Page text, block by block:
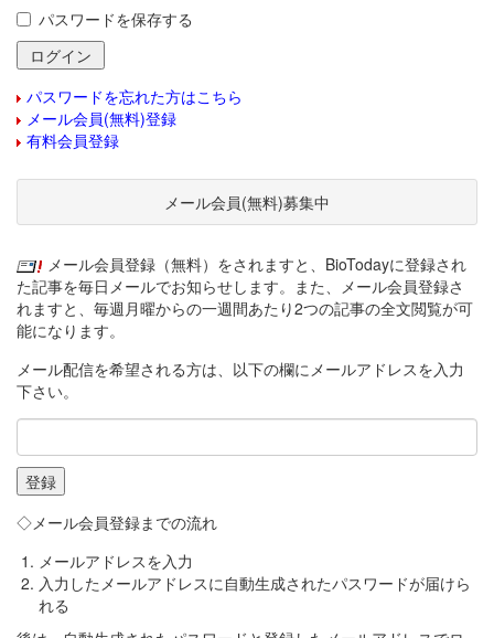
パスワードを保存する
パスワードを忘れた方はこちら
メール会員(無料)登録
有料会員登録
メール会員(無料)募集中
メール会員登録（無料）をされますと、BioTodayに登録され
た記事を毎日メールでお知らせします。また、メール会員登録さ
れますと、毎週月曜からの一週間あたり2つの記事の全文閲覧が可
能になります。
メール配信を希望される方は、以下の欄にメールアドレスを入力
下さい。
◇メール会員登録までの流れ
メールアドレスを入力
入力したメールアドレスに自動生成されたパスワードが届けら
れる